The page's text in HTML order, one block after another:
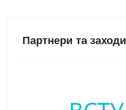
Партнери та заходи